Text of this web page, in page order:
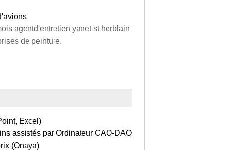
agentd'entretien yanet st herblain
de peinture.
Excel)
assistés par Ordinateur CAO-DAO
(Onaya)